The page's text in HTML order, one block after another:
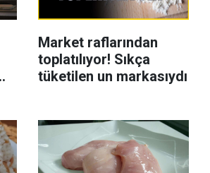
Market raflarından
toplatılıyor! Sıkça
tüketilen un markasıydı